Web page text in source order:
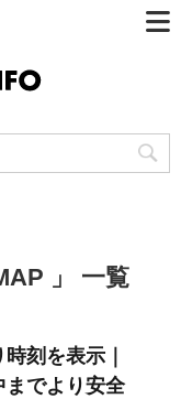
」 一覧
刻を表示｜
でより安全